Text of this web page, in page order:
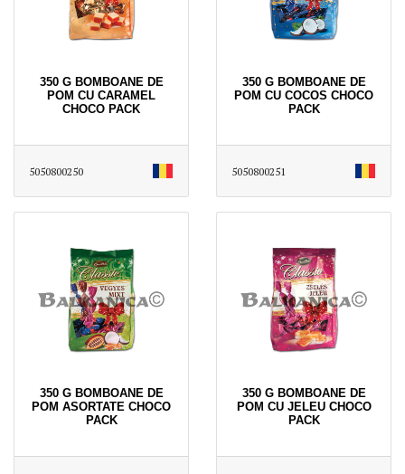
350 G BOMBOANE DE
POM CU CARAMEL
CHOCO PACK
5050800250
350 G BOMBOANE DE
POM CU COCOS CHOCO
PACK
5050800251
350 G BOMBOANE DE
POM ASORTATE CHOCO
PACK
350 G BOMBOANE DE
POM CU JELEU CHOCO
PACK